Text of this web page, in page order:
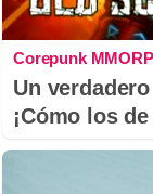
Corepunk
Un
¡Cómo los